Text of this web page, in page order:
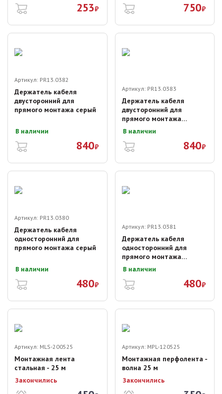
253₽ 750₽
Артикул: PR13.0382
Держатель кабеля
двусторонний для
прямого монтажа серый
В наличии
840₽
Артикул: PR13.0383
Держатель кабеля
двусторонний для
прямого монтажа
черный
В наличии
840₽
Артикул: PR13.0380
Держатель кабеля
односторонний для
прямого монтажа серый
В наличии
480₽
Артикул: PR13.0381
Держатель кабеля
односторонний для
прямого монтажа
черный
В наличии
480₽
Артикул: MLS-200525
Монтажная лента
стальная - 25 м
Закончились
Артикул: MPL-120525
Монтажная перфолента -
волна 25 м
Закончились